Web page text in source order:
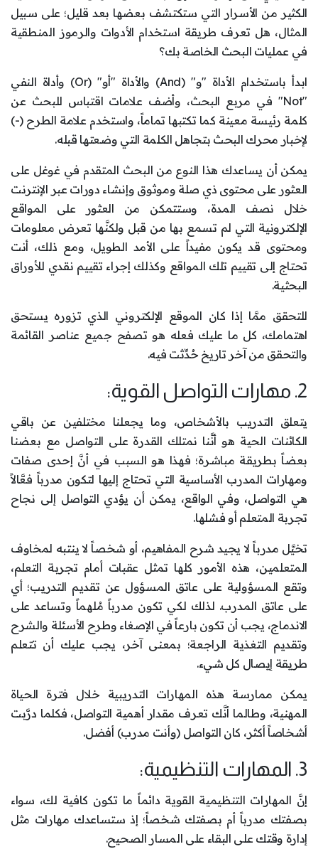
الكثير من الأسرار التي ستكتشف بعضها بعد قليل؛ على سبيل
المثال، هل تعرف طريقة استخدام الأدوات والرموز المنطقية
في عمليات البحث الخاصة بك؟
ابدأ باستخدام الأداة "و" (And) والأداة "أو" (Or) وأداة النفي
"Not" في مربع البحث، وأضف علامات اقتباس للبحث عن
كلمة رئيسة معينة كما تكتبها تماماً، واستخدم علامة الطرح (-)
لإخبار محرك البحث بتجاهل الكلمة التي وضعتها قبله.
يمكن أن يساعدك هذا النوع من البحث المتقدم في غوغل على
العثور على محتوى ذي صلة وموثوق وإنشاء دورات عبر الإنترنت
خلال نصف المدة، وستتمكن من العثور على المواقع
الإلكترونية التي لم تسمع بها من قبل ولكنَّها تعرض معلومات
ومحتوى قد يكون مفيداً على الأمد الطويل، ومع ذلك، أنت
تحتاج إلى تقييم تلك المواقع وكذلك إجراء تقييم نقدي للأوراق
البحثية.
للتحقق ممَّا إذا كان الموقع الإلكتروني الذي تزوره يستحق
اهتمامك، كل ما عليك فعله هو تصفح جميع عناصر القائمة
والتحقق من آخر تاريخ حُدِّثت فيه.
2. مهارات التواصل القوية:
يتعلق التدريب بالأشخاص، وما يجعلنا مختلفين عن باقي
الكائنات الحية هو أنَّنا نمتلك القدرة على التواصل مع بعضنا
بعضاً بطريقة مباشرة؛ فهذا هو السبب في أنَّ إحدى صفات
ومهارات المدرب الأساسية التي تحتاج إليها لتكون مدرباً فعَّالاً
هي التواصل، وفي الواقع، يمكن أن يؤدي التواصل إلى نجاح
تجربة المتعلم أو فشلها.
تخيَّل مدرباً لا يجيد شرح المفاهيم، أو شخصاً لا ينتبه لمخاوف
المتعلمين، هذه الأمور كلها تمثل عقبات أمام تجربة التعلم،
وتقع المسؤولية على عاتق المسؤول عن تقديم التدريب؛ أي
على عاتق المدرب. لذلك لكي تكون مدرباً مُلهماً وتساعد على
الاندماج، يجب أن تكون بارعاً في الإصغاء وطرح الأسئلة والشرح
وتقديم التغذية الراجعة؛ بمعنى آخر، يجب عليك أن تتعلم
طريقة إيصال كل شيء.
يمكن ممارسة هذه المهارات التدريبية خلال فترة الحياة
المهنية، وطالما أنَّك تعرف مقدار أهمية التواصل، فكلما درَّبت
أشخاصاً أكثر، كان التواصل (وأنت مدرب) أفضل.
3. المهارات التنظيمية:
إنَّ المهارات التنظيمية القوية دائماً ما تكون كافية لك، سواء
بصفتك مدرباً أم بصفتك شخصاً؛ إذ ستساعدك مهارات مثل
إدارة وقتك على البقاء على المسار الصحيح.